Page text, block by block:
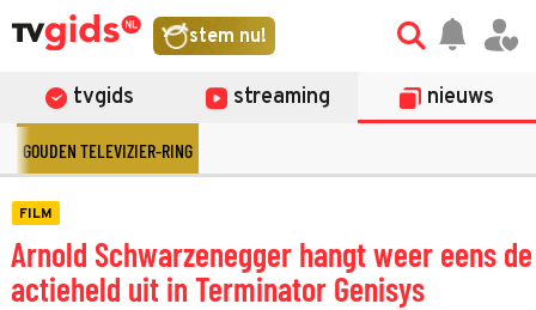
stem nu!
tvgids streaming nieuws
GOUDEN TELEVIZIER-RING
FILM
Arnold Schwarzenegger hangt weer eens de
actieheld uit in Terminator Genisys